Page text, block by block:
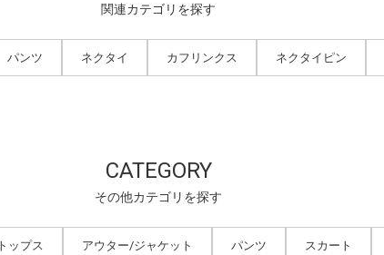
関連カテゴリを探す
パンツ ネクタイ カフリンクス ネクタイピン
CATEGORY
その他カテゴリを探す
トップス アウター/ジャケット パンツ スカート